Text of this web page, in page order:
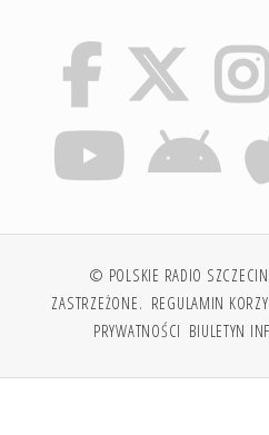
© POLSKIE RADIO
ZASTRZEŻONE. REGULAMIN
PRYWATNOŚCI BIULETYN